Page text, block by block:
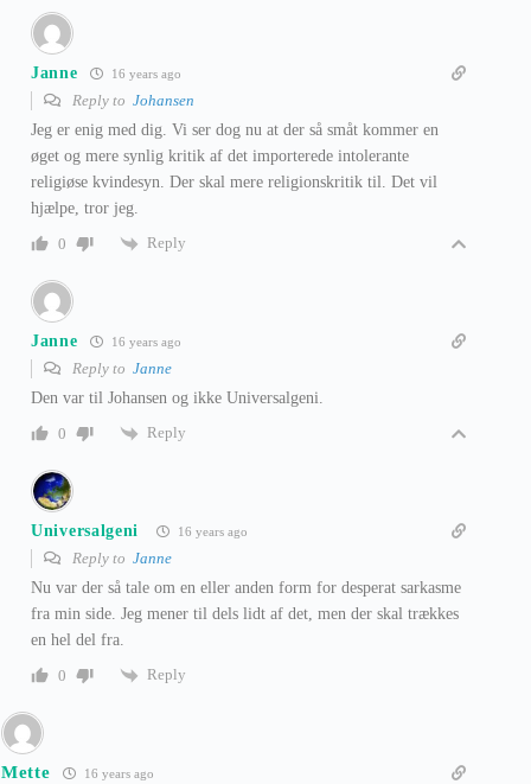
Janne 16 years ago
Reply to Johansen
Jeg er enig med dig. Vi ser dog nu at der så småt kommer en
øget og mere synlig kritik af det importerede intolerante
religiøse kvindesyn. Der skal mere religionskritik til. Det vil
hjælpe, tror jeg.
0
Reply
Janne 16 years ago
Reply to Janne
Den var til Johansen og ikke Universalgeni.
0
Reply
Universalgeni 16 years ago
Reply to Janne
Nu var der så tale om en eller anden form for desperat sarkasme
fra min side. Jeg mener til dels lidt af det, men der skal trækkes
en hel del fra.
0
Reply
Mette 16 years ago